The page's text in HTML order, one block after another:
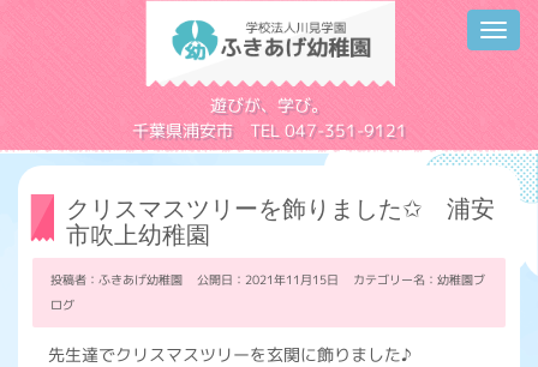
遊びが、学び。
千葉県浦安市 TEL 047-351-9121
クリスマスツリーを飾りました✩ 浦安
市吹上幼稚園
投稿者：ふきあげ幼稚園 公開日：2021年11月15日 カテゴリー名： 幼稚園ブ
ログ
先生達でクリスマスツリーを玄関に飾りました♪